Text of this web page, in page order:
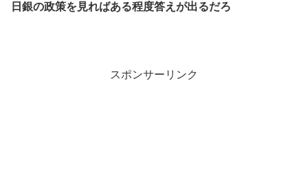
日銀の政策を見ればある程度答えが出るだろ
スポンサーリンク